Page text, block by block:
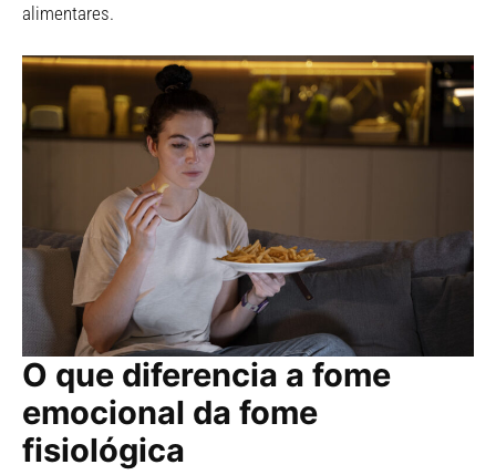
alimentares.
O que diferencia a fome
emocional da fome
fisiológica